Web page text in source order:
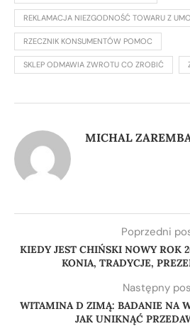
REKLAMACJA NIEZGODNOŚĆ TOWARU Z
RZECZNIK KONSUMENTÓW POMOC
SKLEP ODMAWIA ZWROTU CO ZROBIĆ
MICHAL
Poprzedni
KIEDY JEST CHIŃSKI NOWY ROK
KONIA, TRADYCJE,
Następny
WITAMINA D ZIMĄ: BADANIE NA
JAK UNIKNĄĆ